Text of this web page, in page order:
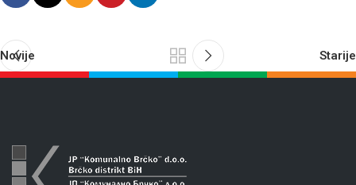
Novije Starije